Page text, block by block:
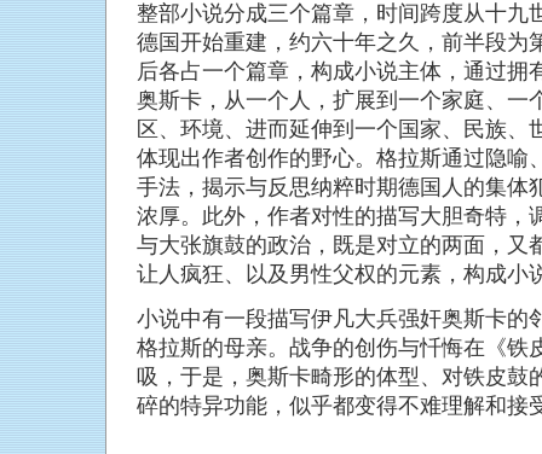
整部小说分成三个篇章，时间跨度从十九
德国开始重建，约六十年之久，前半段为
后各占一个篇章，构成小说主体，通过拥
奥斯卡，从一个人，扩展到一个家庭、一
区、环境、进而延伸到一个国家、民族、
体现出作者创作的野心。格拉斯通过隐喻
手法，揭示与反思纳粹时期德国人的集体
浓厚。此外，作者对性的描写大胆奇特，
与大张旗鼓的政治，既是对立的两面，又
让人疯狂、以及男性父权的元素，构成小
小说中有一段描写伊凡大兵强奸奥斯卡的
格拉斯的母亲。战争的创伤与忏悔在《铁
吸，于是，奥斯卡畸形的体型、对铁皮鼓
碎的特异功能，似乎都变得不难理解和接